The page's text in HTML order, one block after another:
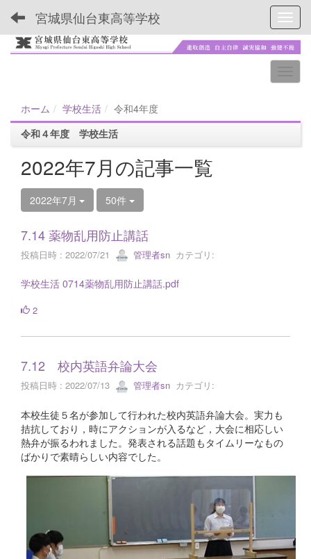
宮城県仙台東高等学校
ホーム 学校生活
令和4年度
令和４年度 学校生活
2022年7月の記事一覧
2022年7月 50件
7.14 薬物乱用防止講話
投稿日時 : 2022/07/21 管理者sn カテゴリ:
学校生活 0714薬物乱用防止講話.pdf
2
7.12 校内英語弁論大会
投稿日時 : 2022/07/13 管理者sn カテゴリ:
本校生徒５名が参加して行われた校内英語弁論大会。実力も
拮抗しており，時にアクションが入るなど，大会に相応しい
熱弁が振るわれました。発表される話題もタイムリーなもの
ばかりで素晴らしい内容でした。